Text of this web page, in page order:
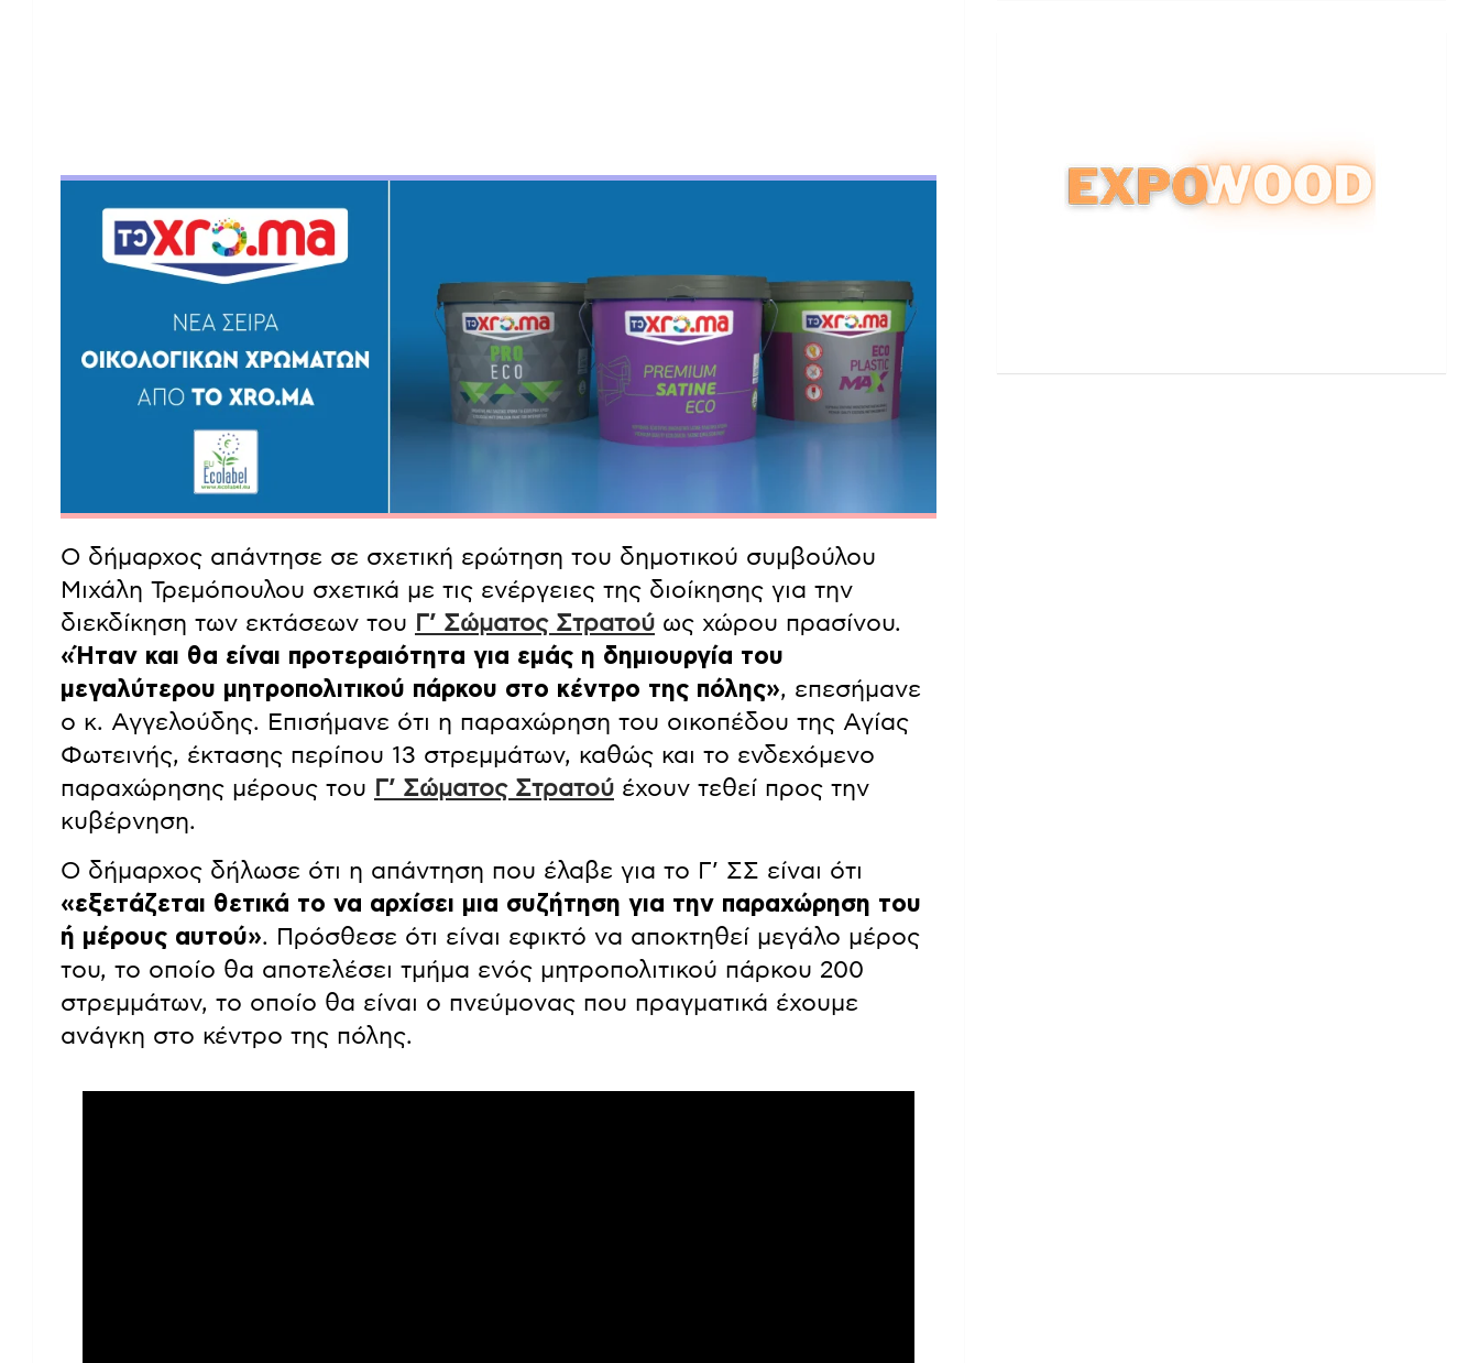
Ο δήμαρχος απάντησε σε σχετική ερώτηση του δημοτικού συμβούλου
Μιχάλη Τρεμόπουλου σχετικά με τις ενέργειες της διοίκησης για την
διεκδίκηση των εκτάσεων του Γ’ Σώματος Στρατού ως χώρου πρασίνου.
«Ήταν και θα είναι προτεραιότητα για εμάς η δημιουργία του
μεγαλύτερου μητροπολιτικού πάρκου στο κέντρο της πόλης», επεσήμανε
ο κ. Αγγελούδης. Επισήμανε ότι η παραχώρηση του οικοπέδου της Αγίας
Φωτεινής, έκτασης περίπου 13 στρεμμάτων, καθώς και το ενδεχόμενο
παραχώρησης μέρους του Γ’ Σώματος Στρατού έχουν τεθεί προς την
κυβέρνηση.
Ο δήμαρχος δήλωσε ότι η απάντηση που έλαβε για το Γ’ ΣΣ είναι ότι
«εξετάζεται θετικά το να αρχίσει μια συζήτηση για την παραχώρηση του
ή μέρους αυτού». Πρόσθεσε ότι είναι εφικτό να αποκτηθεί μεγάλο μέρος
του, το οποίο θα αποτελέσει τμήμα ενός μητροπολιτικού πάρκου 200
στρεμμάτων, το οποίο θα είναι ο πνεύμονας που πραγματικά έχουμε
ανάγκη στο κέντρο της πόλης.